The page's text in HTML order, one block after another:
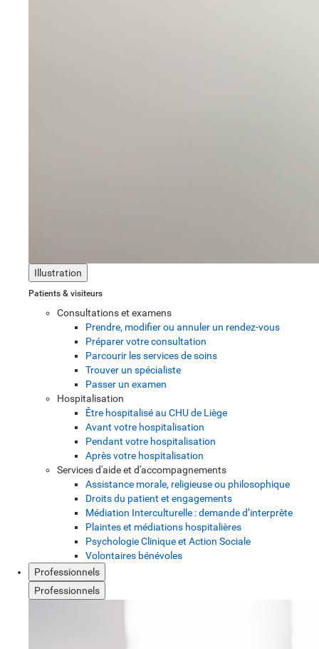
Illustration
Patients & visiteurs
Consultations et examens
Prendre, modifier ou annuler un rendez-vous
Préparer votre consultation
Parcourir les services de soins
Trouver un spécialiste
Passer un examen
Hospitalisation
Être hospitalisé au CHU de Liège
Avant votre hospitalisation
Pendant votre hospitalisation
Après votre hospitalisation
Services d'aide et d'accompagnements
Assistance morale, religieuse ou philosophique
Droits du patient et engagements
Médiation Interculturelle : demande d’interprète
Plaintes et médiations hospitalières
Psychologie Clinique et Action Sociale
Volontaires bénévoles
Professionnels
Professionnels